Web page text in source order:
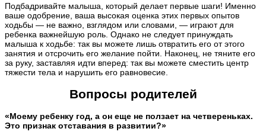
Подбадривайте малыша, который делает первые шаги! Именно
ваше одобрение, ваша высокая оценка этих первых опытов
ходьбы — не важно, взглядом или словами, — играют для
ребенка важнейшую роль. Однако не следует принуждать
малыша к ходьбе: так вы можете лишь отвратить его от этого
занятия и отсрочить его желание пойти. Наконец, не тяните его
за руку, заставляя идти вперед: так вы можете сместить центр
тяжести тела и нарушить его равновесие.
Вопросы родителей
«Моему ребенку год, а он еще не ползает на четвереньках.
Это признак отставания в развитии?»